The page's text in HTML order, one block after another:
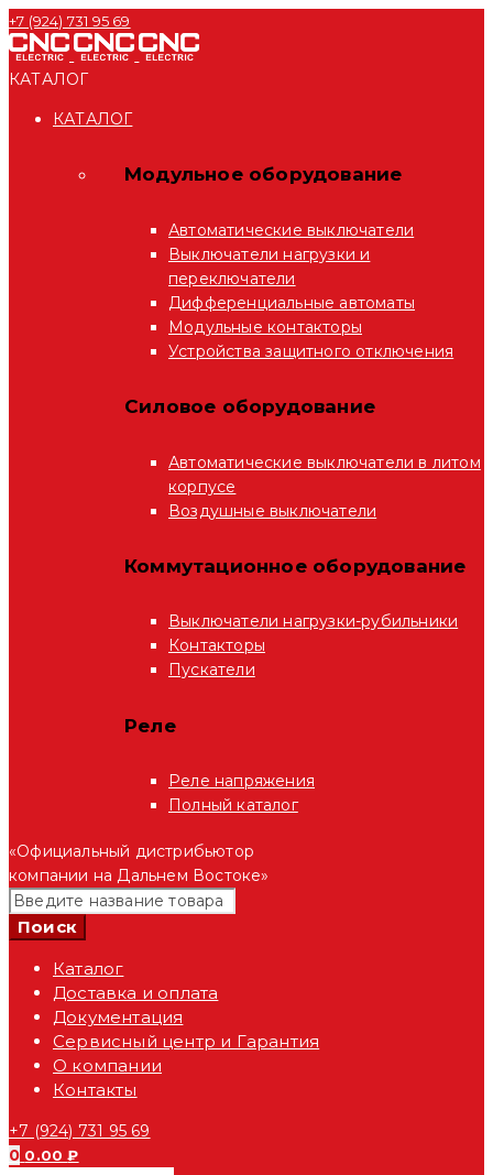
+7 (924) 731 95 69
КАТАЛОГ
КАТАЛОГ
Модульное оборудование
Автоматические выключатели
Выключатели нагрузки и
переключатели
Дифференциальные автоматы
Модульные контакторы
Устройства защитного отключения
Силовое оборудование
Автоматические выключатели в литом
корпусе
Воздушные выключатели
Коммутационное оборудование
Выключатели нагрузки-рубильники
Контакторы
Пускатели
Реле
Реле напряжения
Полный каталог
«Официальный дистрибьютор
компании на Дальнем Востоке»
Каталог
Доставка и оплата
Документация
Сервисный центр и Гарантия
О компании
Контакты
+7 (924) 731 95 69
0 0.00₽